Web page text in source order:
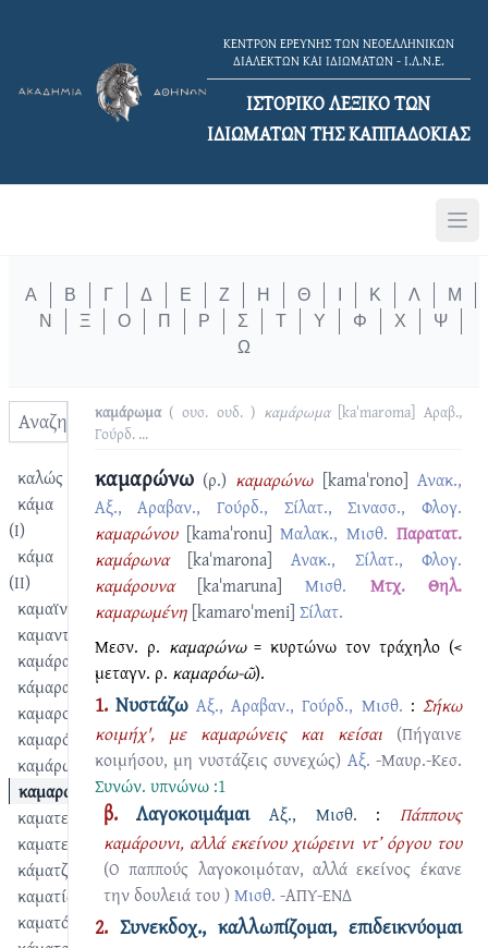
ΚΕΝΤΡΟΝ ΕΡΕΥΝΗΣ ΤΩΝ ΝΕΟΕΛΛΗΝΙΚΩΝ
ΔΙΑΛΕΚΤΩΝ ΚΑΙ ΙΔΙΩΜΑΤΩΝ - Ι.Λ.Ν.Ε.
ΙΣΤΟΡΙΚΟ ΛΕΞΙΚΟ TΩΝ
ΙΔΙΩΜΑΤΩΝ ΤΗΣ ΚΑΠΠΑΔΟΚΙΑΣ
Α Β Γ Δ Ε Ζ Η Θ Κ Λ
Μ
Ν
Ξ Ο Π Ρ Σ Τ Υ Φ Χ
Ψ
Ω
καλώς
κάμα
(I)
κάμα
(II)
καμαϊνταρό
καμαντώ
καμάρα
κάμαρα
καμαρολίθαρο
καμαρόχτερο
καμάρωμα
καμαρώνω
καματερός
καματεύω
κάματζης
καματίζω
καματός
καμάρωμα ( ουσ. ουδ. ) καμάρωμα [kaˈmaroma] Αραβ.,
Γούρδ. ...
καμαρώνω (ρ.) καμαρώνω [kamaˈrono] Ανακ.,
Αξ., Αραβαν., Γούρδ., Σίλατ., Σινασσ., Φλογ.
καμαρώνου [kamaˈronu] Μαλακ., Μισθ. Παρατατ.
καμάρωνα
[kaˈmarona]
Ανακ., Σίλατ., Φλογ.
καμάρουνα
[kaˈmaruna] Μισθ.
Μτχ. Θηλ.
καμαρωμένη [kamaroˈmeni] Σίλατ.
Μεσν. ρ. καμαρώνω= κυρτώνω τον τράχηλο (<
μεταγν. ρ. καμαρόω-ῶ).
1.ΝυστάζωΑξ., Αραβαν., Γούρδ., Μισθ. : Σ̑ήκω
κοιμήχ', με καμαρώνεις και κείσαι (Πήγαινε
κοιμήσου, μη νυστάζεις συνεχώς) Αξ. -Μαυρ.-Κεσ.
Συνών. υπνώνω :1
β.ΛαγοκοιμάμαιΑξ., Μισθ. : Πάππους
καμάρουνι, αλλά εκείνου χιώρεινι ντ’ όργου του
(Ο παππούς λαγοκοιμόταν, αλλά εκείνος έκανε
την δουλειά του ) Μισθ. -ΑΠΥ-ΕΝΔ
2.Συνεκδοχ., καλλωπίζομαι, επιδεικνύομαι